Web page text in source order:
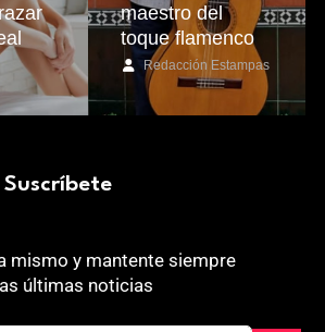
maestro del
toque flamenco
Redacción Estampas
Suscríbete
mismo y mantente siempre
últimas noticias